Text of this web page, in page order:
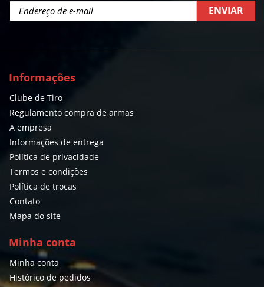
ENVIAR
Informações
Clube de Tiro
Regulamento compra de armas
A empresa
Informações de entrega
Política de privacidade
Termos e condições
Política de trocas
Contato
Mapa do site
Minha conta
Minha conta
Histórico de pedidos